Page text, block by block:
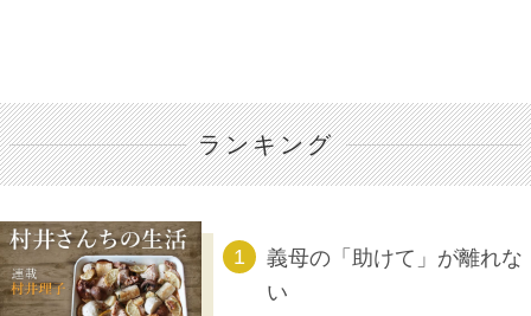
ランキング
義母の「助けて」が離れな
い